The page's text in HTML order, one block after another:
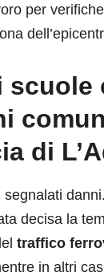
per
scuole
di
segnalati
decisa la
traffico
in altri